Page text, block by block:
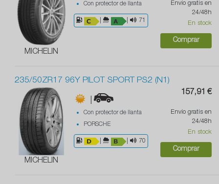
MICHELIN
Con protector de llanta
71
Envío gratis en
24/48h
En stock
Comprar
235/50ZR17 96Y PILOT SPORT PS2 (N1)
MICHELIN
|
Con protector de llanta
PORSCHE
70
157,91 €
Envío gratis en
24/48h
En stock
Comprar